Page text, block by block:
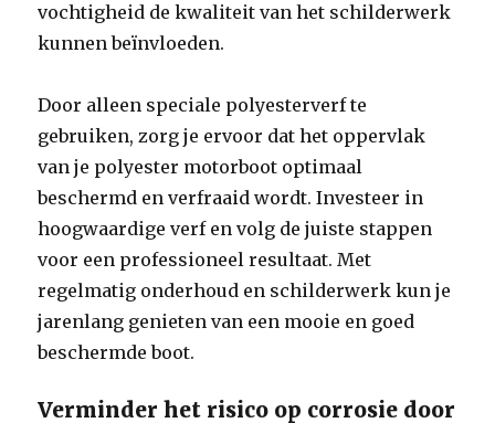
vochtigheid de kwaliteit van het schilderwerk
kunnen beïnvloeden.
Door alleen speciale polyesterverf te
gebruiken, zorg je ervoor dat het oppervlak
van je polyester motorboot optimaal
beschermd en verfraaid wordt. Investeer in
hoogwaardige verf en volg de juiste stappen
voor een professioneel resultaat. Met
regelmatig onderhoud en schilderwerk kun je
jarenlang genieten van een mooie en goed
beschermde boot.
Verminder het risico op corrosie door